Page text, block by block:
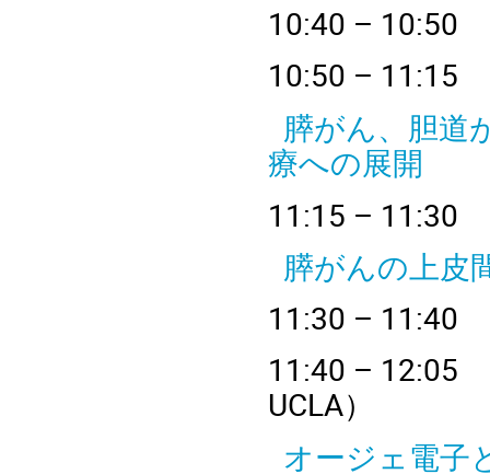
10:40 –
10:50 –
膵がん、胆道
療への展開
11 :15 –
膵がんの上皮
11 :30 –
1 1:40 –
UCLA）
オージェ電子